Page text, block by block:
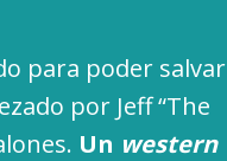
para poder salvar
por Jeff “The
Un western